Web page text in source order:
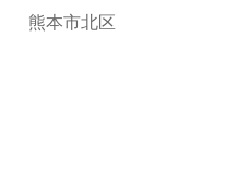
熊本市北区